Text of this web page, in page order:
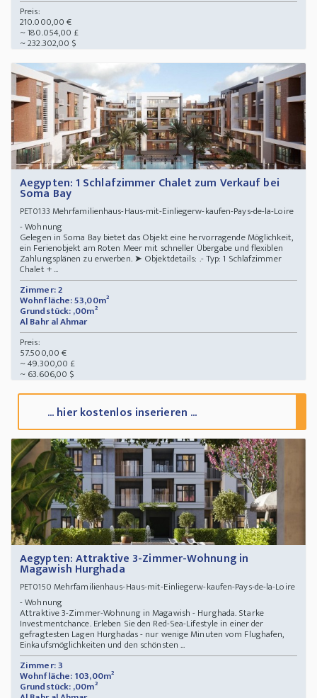
Preis:
210.000,00 €
~ 180.054,00 £
~ 232.302,00 $
Aegypten: 1 Schlafzimmer Chalet zum Verkauf bei
Soma Bay
PET0133 Mehrfamilienhaus-Haus-mit-Einliegerw-kaufen-Pays-de-la-Loire
- Wohnung
Gelegen in Soma Bay bietet das Objekt eine hervorragende Möglichkeit,
ein Ferienobjekt am Roten Meer mit schneller Übergabe und flexiblen
Zahlungsplänen zu erwerben. ➤ Objektdetails: .- Typ: 1 Schlafzimmer
Chalet + ...
Zimmer: 2
Wohnfläche: 53,00m²
Grundstück: ,00m²
Al Bahr al Ahmar
Preis:
57.500,00 €
~ 49.300,00 £
~ 63.606,00 $
... hier kostenlos inserieren ...
Aegypten: Attraktive 3-Zimmer-Wohnung in
Magawish Hurghada
PET0150 Mehrfamilienhaus-Haus-mit-Einliegerw-kaufen-Pays-de-la-Loire
- Wohnung
Attraktive 3-Zimmer-Wohnung in Magawish - Hurghada. Starke
Investmentchance. Erleben Sie den Red-Sea-Lifestyle in einer der
gefragtesten Lagen Hurghadas - nur wenige Minuten vom Flughafen,
Einkaufsmöglichkeiten und den schönsten ...
Zimmer: 3
Wohnfläche: 103,00m²
Grundstück: ,00m²